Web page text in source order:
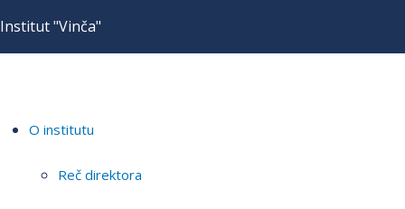
Institut "Vinča"
O institutu
Reč direktora